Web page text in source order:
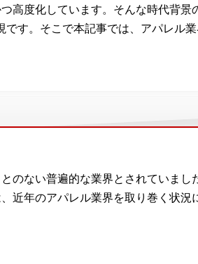
高度化しています。そんな時代背
す。そこで本記事では、アパレル
のない普遍的な業界とされていま
近年のアパレル業界を取り巻く状況